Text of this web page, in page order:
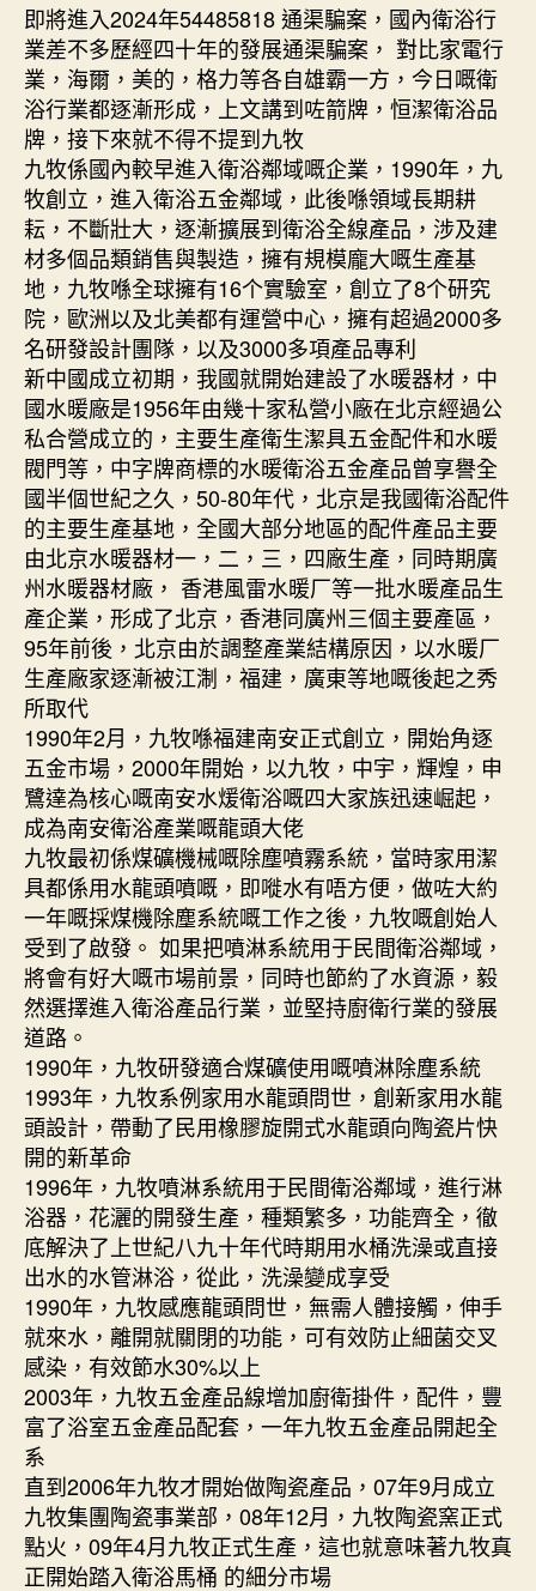
即將進入2024年54485818 通渠騙案，國內衛浴行
業差不多歷經四十年的發展通渠騙案， 對比家電行
業，海爾，美的，格力等各自雄霸一方，今日嘅衛
浴行業都逐漸形成，上文講到咗箭牌，恒潔衛浴品
牌，接下來就不得不提到九牧
九牧係國內較早進入衛浴鄰域嘅企業，1990年，九
牧創立，進入衛浴五金鄰域，此後喺領域長期耕
耘，不斷壯大，逐漸擴展到衛浴全線產品，涉及建
材多個品類銷售與製造，擁有規模龐大嘅生產基
地，九牧喺全球擁有16个實驗室，創立了8个研究
院，歐洲以及北美都有運營中心，擁有超過2000多
名研發設計團隊，以及3000多項產品專利
新中國成立初期，我國就開始建設了水暖器材，中
國水暖廠是1956年由幾十家私營小廠在北京經過公
私合營成立的，主要生產衛生潔具五金配件和水暖
閥門等，中字牌商標的水暖衛浴五金產品曾享譽全
國半個世紀之久，50-80年代，北京是我國衛浴配件
的主要生產基地，全國大部分地區的配件產品主要
由北京水暖器材一，二，三，四廠生產，同時期廣
州水暖器材廠， 香港風雷水暖厂等一批水暖產品生
產企業，形成了北京，香港同廣州三個主要產區，
95年前後，北京由於調整產業結構原因，以水暖厂
生產廠家逐漸被江淛，福建，廣東等地嘅後起之秀
所取代
1990年2月，九牧喺福建南安正式創立，開始角逐
五金市場，2000年開始，以九牧，中宇，輝煌，申
鷺達為核心嘅南安水煖衛浴嘅四大家族迅速崛起，
成為南安衛浴產業嘅龍頭大佬
九牧最初係煤礦機械嘅除塵噴霧系統，當時家用潔
具都係用水龍頭噴嘅，即嘥水有唔方便，做咗大約
一年嘅採煤機除塵系統嘅工作之後，九牧嘅創始人
受到了啟發。 如果把噴淋系統用于民間衛浴鄰域，
將會有好大嘅市場前景，同時也節約了水資源，毅
然選擇進入衛浴產品行業，並堅持廚衛行業的發展
道路。
1990年，九牧研發適合煤礦使用嘅噴淋除塵系統
1993年，九牧系例家用水龍頭問世，創新家用水龍
頭設計，帶動了民用橡膠旋開式水龍頭向陶瓷片快
開的新革命
1996年，九牧噴淋系統用于民間衛浴鄰域，進行淋
浴器，花灑的開發生產，種類繁多，功能齊全，徹
底解決了上世紀八九十年代時期用水桶洗澡或直接
出水的水管淋浴，從此，洗澡變成享受
1990年，九牧感應龍頭問世，無需人體接觸，伸手
就來水，離開就關閉的功能，可有效防止細菌交叉
感染，有效節水30%以上
2003年，九牧五金產品線增加廚衛掛件，配件，豐
富了浴室五金產品配套，一年九牧五金產品開起全
系
直到2006年九牧才開始做陶瓷產品，07年9月成立
九牧集團陶瓷事業部，08年12月，九牧陶瓷窯正式
點火，09年4月九牧正式生產，這也就意味著九牧真
正開始踏入衛浴馬桶 的細分市場